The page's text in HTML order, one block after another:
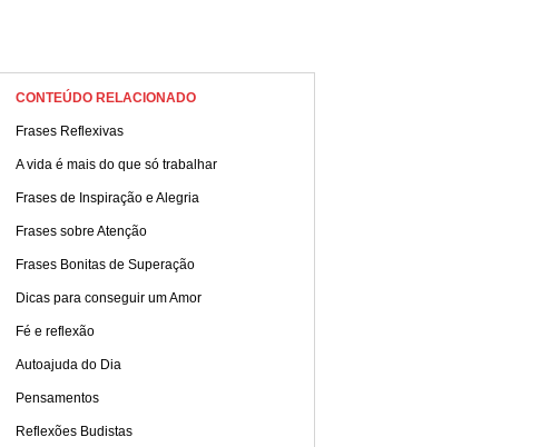
CONTEÚDO RELACIONADO
Frases Reflexivas
A vida é mais do que só trabalhar
Frases de Inspiração e Alegria
Frases sobre Atenção
Frases Bonitas de Superação
Dicas para conseguir um Amor
Fé e reflexão
Autoajuda do Dia
Pensamentos
Reflexões Budistas